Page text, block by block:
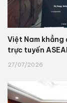
Việt Nam
trực tuyến
27/07/2026